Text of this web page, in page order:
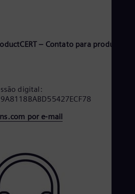
– Contato para produtos,
digital:
por e-mail